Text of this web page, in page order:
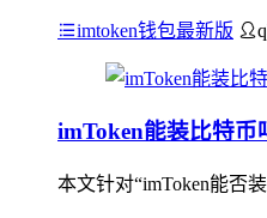
imtoken钱包最新版
imToken能装比特币
本文针对“imToken能否